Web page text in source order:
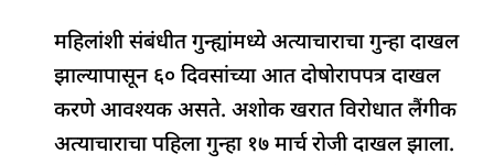
महिलांशी संबंधीत गुन्ह्यांमध्ये अत्याचाराचा गुन्हा दाखल
झाल्यापासून ६० दिवसांच्या आत दोषोरापपत्र दाखल
करणे आवश्यक असते. अशोक खरात विरोधात लैंगीक
अत्याचाराचा पहिला गुन्हा १७ मार्च रोजी दाखल झाला.